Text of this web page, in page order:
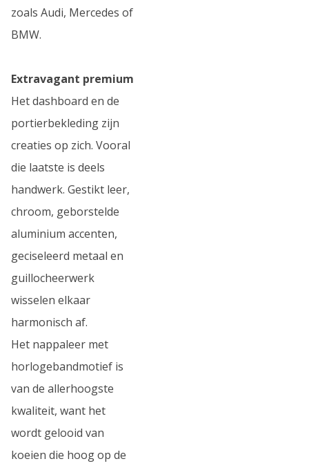
zoals Audi, Mercedes of
BMW.
Extravagant premium
Het dashboard en de
portierbekleding zijn
creaties op zich. Vooral
die laatste is deels
handwerk. Gestikt leer,
chroom, geborstelde
aluminium accenten,
geciseleerd metaal en
guillocheerwerk
wisselen elkaar
harmonisch af.
Het nappaleer met
horlogebandmotief is
van de allerhoogste
kwaliteit, want het
wordt gelooid van
koeien die hoog op de